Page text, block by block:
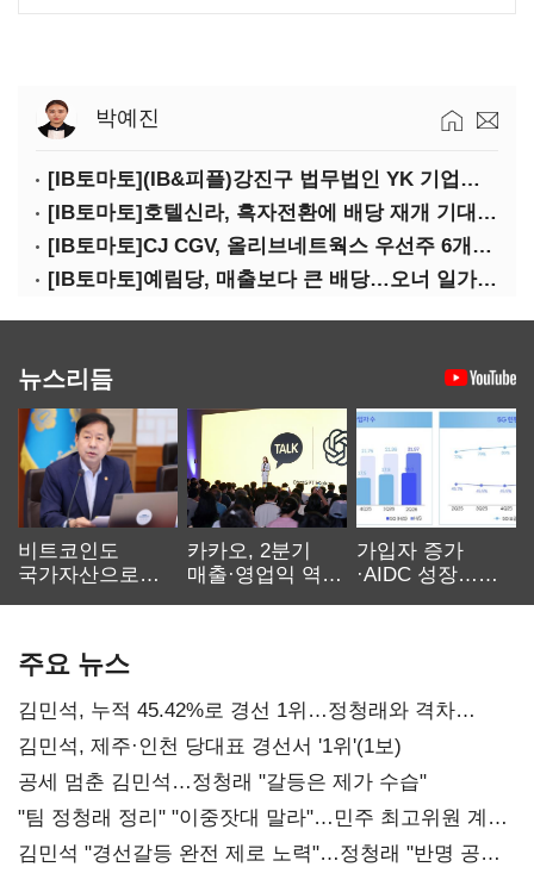
박예진
[IB토마토](IB&피플)강진구 법무법인 YK 기업거버넌스센터 센터장
[IB토마토]호텔신라, 흑자전환에 배당 재개 기대감…삼성생명도 웃을까
[IB토마토]CJ CGV, 올리브네트웍스 우선주 6개월 만에 상환…왜?
[IB토마토]예림당, 매출보다 큰 배당…오너 일가에 절반 간다
뉴스리듬
비트코인도
국가자산으로…'
카카오, 2분기
매출·영업익 역대
가입자 증가
·AIDC 성장…
주요 뉴스
김민석, 누적 45.42%로 경선 1위…정청래와 격차
0.86%p(2보)
김민석, 제주·인천 당대표 경선서 '1위'(1보)
공세 멈춘 김민석…정청래 "갈등은 제가 수습"
"팀 정청래 정리" "이중잣대 말라"…민주 최고위원 계파
다툼 격화
김민석 "경선갈등 완전 제로 노력"…정청래 "반명 공세